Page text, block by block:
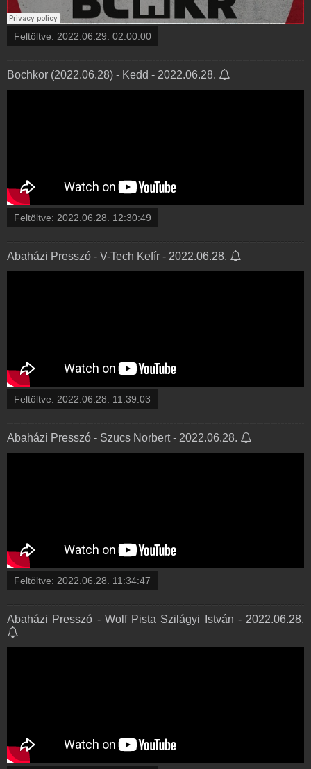
Feltöltve: 2022.06.29. 02:00:00
Bochkor (2022.06.28) - Kedd - 2022.06.28.
Feltöltve: 2022.06.28. 12:30:49
Abaházi Presszó - V-Tech Kefír - 2022.06.28.
Feltöltve: 2022.06.28. 11:39:03
Abaházi Presszó - Szucs Norbert - 2022.06.28.
Feltöltve: 2022.06.28. 11:34:47
Abaházi Presszó - Wolf Pista Szilágyi István - 2022.06.28.